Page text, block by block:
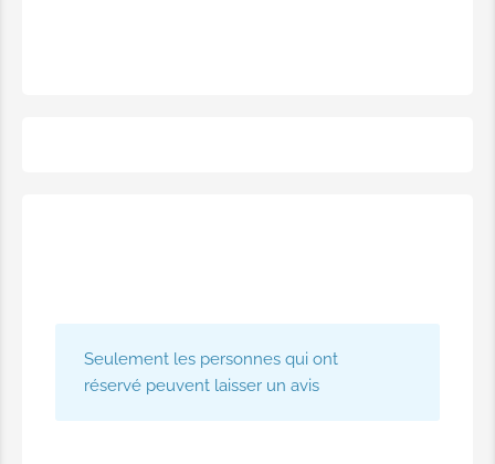
Seulement les personnes qui ont
réservé peuvent laisser un avis